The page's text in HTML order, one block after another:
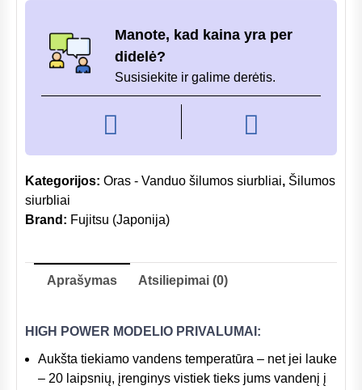
talpa
Manote, kad kaina yra per
didelė?
Susisiekite ir galime derėtis.
Kategorijos: Oras - Vanduo šilumos siurbliai, Šilumos
siurbliai
Brand: Fujitsu (Japonija)
Aprašymas Atsiliepimai (0)
HIGH POWER MODELIO PRIVALUMAI:
Aukšta tiekiamo vandens temperatūra – net jei lauke
– 20 laipsnių, įrenginys vistiek tieks jums vandenį į